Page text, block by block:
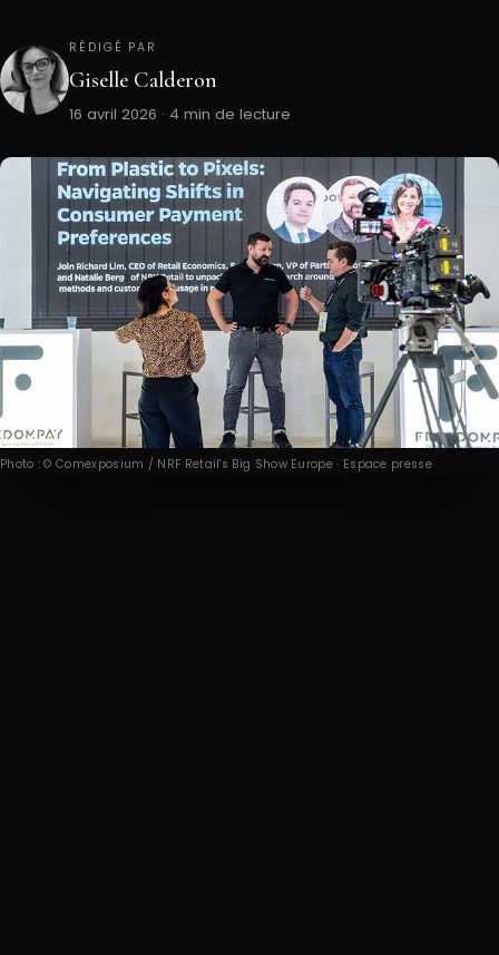
RÉDIGÉ PAR
Giselle Calderon
16 avril 2026 · 4 min de lecture
Photo : © Comexposium / NRF Retail's Big Show Europe · Espace presse